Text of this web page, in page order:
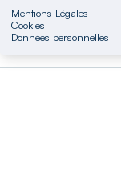
Mentions Légales
Cookies
Données personnelles